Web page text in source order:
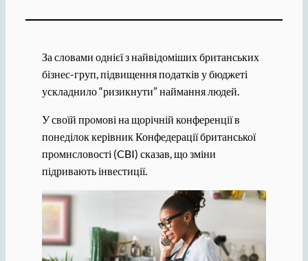
За словами однієї з найвідоміших британських
бізнес-груп, підвищення податків у бюджеті
ускладнило “ризикнути” наймання людей.
У своїй промові на щорічній конференції в
понеділок керівник Конфедерації британської
промисловості (CBI) сказав, що зміни
підривають інвестиції.